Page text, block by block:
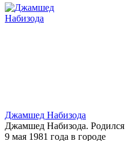
Джамшед Набизода
Джамшед Набизода. Родился
9 мая 1981 года в городе